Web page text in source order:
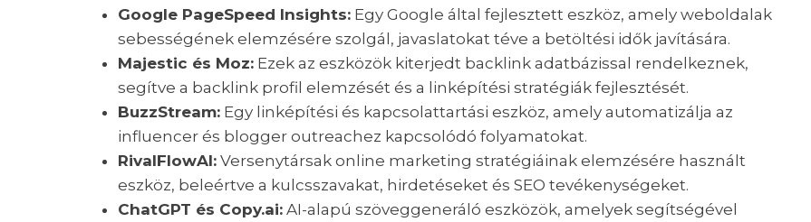
Google PageSpeed Insights: Egy Google által fejlesztett eszköz, amely weboldalak
sebességének elemzésére szolgál, javaslatokat téve a betöltési idők javítására.
Majestic és Moz: Ezek az eszközök kiterjedt backlink adatbázissal rendelkeznek,
segítve a backlink profil elemzését és a linképítési stratégiák fejlesztését.
BuzzStream: Egy linképítési és kapcsolattartási eszköz, amely automatizálja az
influencer és blogger outreachez kapcsolódó folyamatokat.
RivalFlowAI: Versenytársak online marketing stratégiáinak elemzésére használt
eszköz, beleértve a kulcsszavakat, hirdetéseket és SEO tevékenységeket.
ChatGPT és Copy.ai: AI-alapú szöveggeneráló eszközök, amelyek segítségével